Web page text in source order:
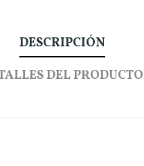
DESCRIPCIÓN
DEL PRODUCTO